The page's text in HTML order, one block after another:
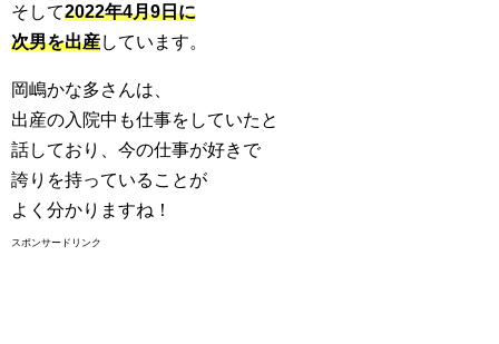
そして2022年4月9日に
次男を出産しています。
岡嶋かな多さんは、
出産の入院中も仕事をしていたと
話しており、今の仕事が好きで
誇りを持っていることが
よく分かりますね！
スポンサードリンク